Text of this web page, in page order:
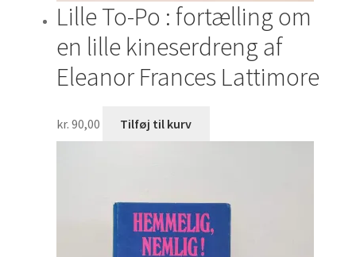
Lille To-Po : fortælling om
en lille kineserdreng af
Eleanor Frances Lattimore
kr. 90,00 Tilføj til kurv